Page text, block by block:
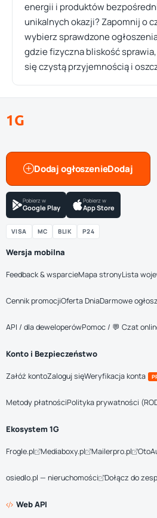
energii i produktów
unikalnych okazji? Zapomnij o
wybierz sprawdzone
gdzie fizyczna bliskość
się czystą przyjemnością i
1G
Dodaj ogłoszenie
Pobierz w
Google Play
Pobierz w
App Store
VISA MC BLIK P24
Wersja mobilna
Feedback & wsparcieMapa stronyLista
Cennik promocjiOferta DniaDarmowe
API / dla deweloperówPomoc / 💬 Czat
Konto i Bezpieczeństwo
Załóż kontoZaloguj sięWeryfikacja konta
Metody płatnościPolityka prywatności
Ekosystem 1G
Frogle.pl Mediaboxy.pl Mailerpro.pl
osiedlo.pl — nieruchomości Dołącz do
Web API